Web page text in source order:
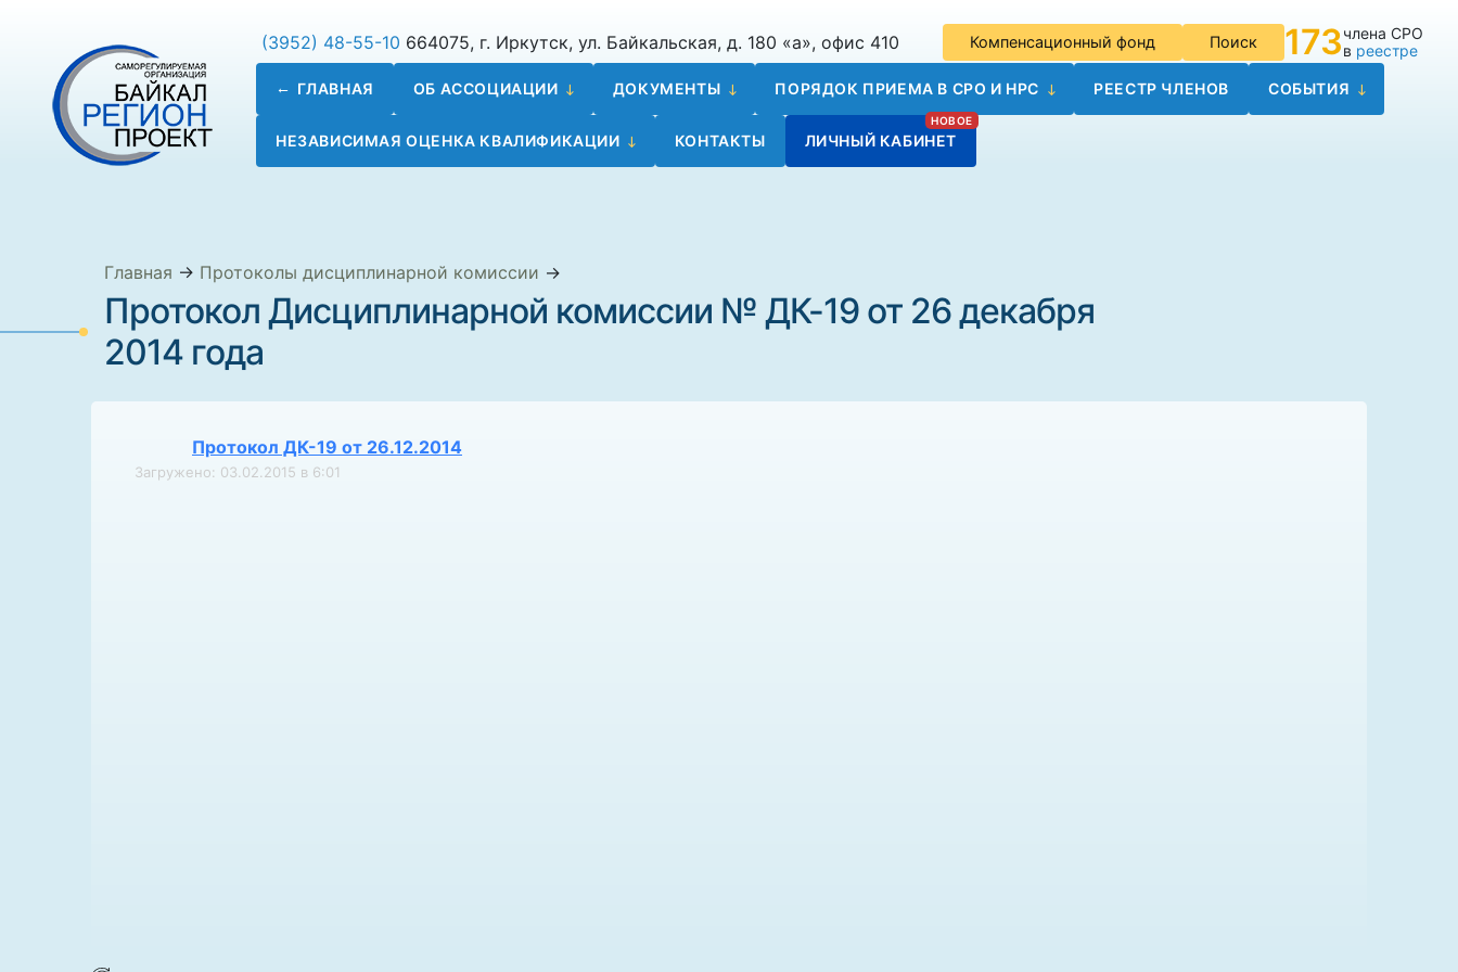
(3952) 48-55-10 664075, г. Иркутск, ул. Байкальская, д. 180 «а», офис 410 Компенсационный фонд Поиск 173члена СРО
в реестре
ГЛАВНАЯ ОБ АССОЦИАЦИИ ДОКУМЕНТЫ ПОРЯДОК ПРИЕМА В СРО И НРС РЕЕСТР ЧЛЕНОВ СОБЫТИЯ
НЕЗАВИСИМАЯ ОЦЕНКА КВАЛИФИКАЦИИ КОНТАКТЫ ЛИЧНЫЙ КАБИНЕТ
Главная → Протоколы дисциплинарной комиссии →
Протокол Дисциплинарной комиссии № ДК-19 от 26 декабря
2014 года
Протокол ДК-19 от 26.12.2014
Загружено: 03.02.2015 в 6:01